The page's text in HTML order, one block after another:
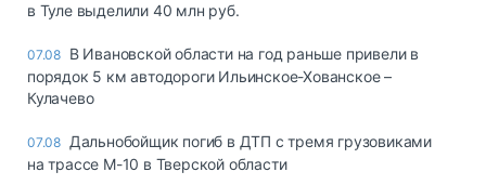
в Туле выделили 40 млн руб.
07.08 В Ивановской области на год раньше привели в
порядок 5 км автодороги Ильинское-Хованское –
Кулачево
07.08 Дальнобойщик погиб в ДТП с тремя грузовиками
на трассе М-10 в Тверской области